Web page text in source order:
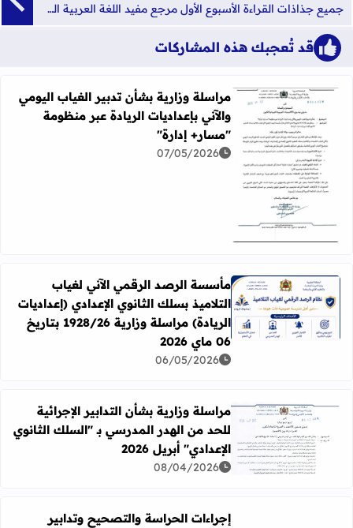
جميع جذاذات القراءة الأسبوع الأول مرجع مفيد اللغة العربية المستوى الأول وفق المنهاج الجديد
قد تُعجبك هذه المشاركات
اقرأ المزيد عن مراسلة وزارية بشأن تدبير الغياب اليومي
مراسلة وزارية بشأن تدبير الغياب اليومي
والآني بإعداديات الريادة عبر منظومة
"مسار+ إدارة"
07/05/2026
اقرأ المزيد عن مأسسة الرصد الرقمي الآني لغياب التلاميذ بسلك الثانوي
مأسسة الرصد الرقمي الآني لغياب
التلاميذ بسلك الثانوي الإعدادي (إعداديات
الريادة) مراسلة وزارية 1928/26 بتاريخ
06 ماي 2026
06/05/2026
اقرأ المزيد عن مراسلة وزارية بشأن التدابير الإجرائية للحد من
مراسلة وزارية بشأن التدابير الإجرائية
للحد من الهدر المدرسي بـ "السلك الثانوي
الإعدادي" أبريل 2026
08/04/2026
إجراءات الحراسة والتصحيح وتدابير